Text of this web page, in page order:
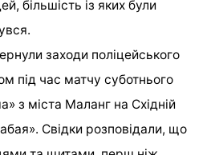
більшість із яких були
заходи поліцейського
під час матчу суботнього
з міста Маланг на Східній
Свідки розповідали, що